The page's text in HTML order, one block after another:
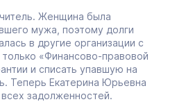
Женщина была
мужа, поэтому долги
в другие организации с
«Финансово-правовой
и списать упавшую на
Теперь Екатерина Юрьевна
задолженностей.